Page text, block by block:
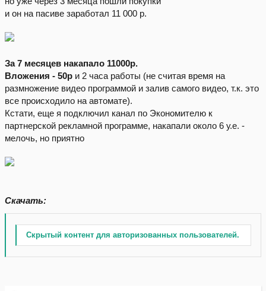
и он на пасиве заработал 11 000 р.
За 7 месяцев накапало 11000р.
Вложения - 50р и 2 часа работы (не считая время на
размножение видео программой и залив самого видео, т.к. это
все происходило на автомате).
Кстати, еще я подключил канал по Экономителю к
партнерской рекламной программе, накапали около 6 у.е. -
мелочь, но приятно
Скачать:
Скрытый контент для авторизованных пользователей.